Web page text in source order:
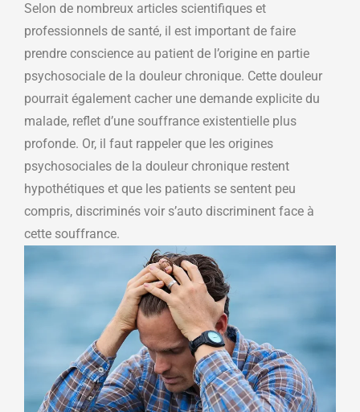
Selon de nombreux articles scientifiques et
professionnels de santé, il est important de faire
prendre conscience au patient de l’origine en partie
psychosociale de la douleur chronique. Cette douleur
pourrait également cacher une demande explicite du
malade, reflet d’une souffrance existentielle plus
profonde. Or, il faut rappeler que les origines
psychosociales de la douleur chronique restent
hypothétiques et que les patients se sentent peu
compris, discriminés voir s’auto discriminent face à
cette souffrance.